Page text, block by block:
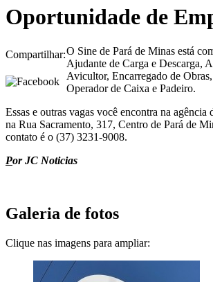
Oportunidade de
Compartilhar:O Sine de Pará de Minas está
Ajudante de Carga e Descarga,
Avicultor, Encarregado de
Operador de Caixa e Padeiro.
Essas e outras vagas você encontra na agência
na Rua Sacramento, 317, Centro de Pará de
contato é o (37) 3231-9008.
Por JC Noticias
Galeria de fotos
Clique nas imagens para ampliar: